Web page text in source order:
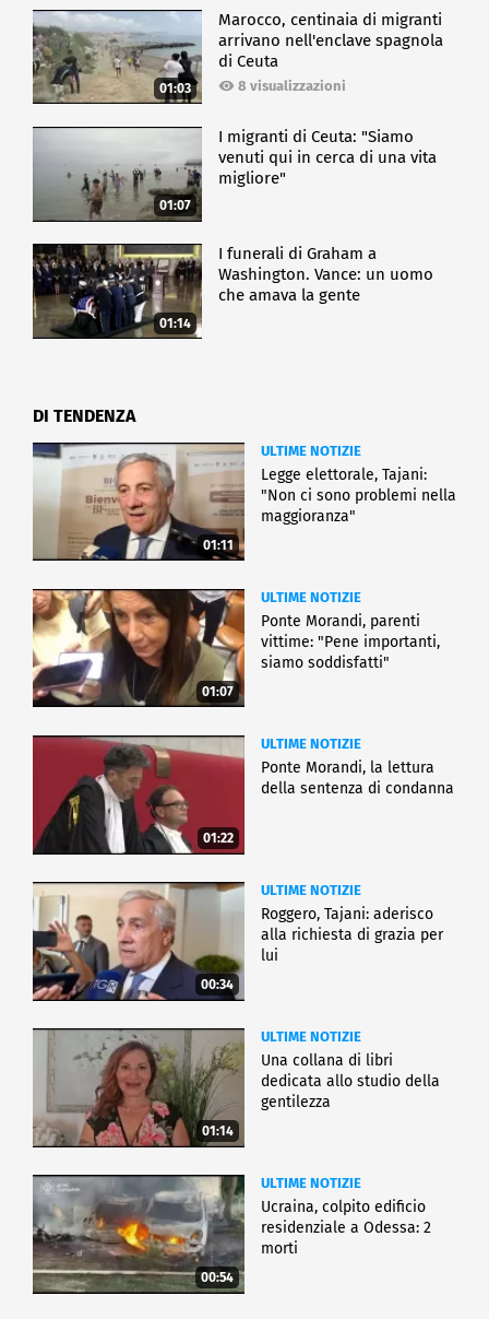
01:03
Marocco, centinaia di migranti
arrivano nell'enclave spagnola
di Ceuta
8 visualizzazioni
01:07
I migranti di Ceuta: "Siamo
venuti qui in cerca di una vita
migliore"
01:14
I funerali di Graham a
Washington. Vance: un uomo
che amava la gente
DI TENDENZA
01:11
ULTIME NOTIZIE
Legge elettorale, Tajani:
"Non ci sono problemi nella
maggioranza"
01:07
ULTIME NOTIZIE
Ponte Morandi, parenti
vittime: "Pene importanti,
siamo soddisfatti"
01:22
ULTIME NOTIZIE
Ponte Morandi, la lettura
della sentenza di condanna
00:34
ULTIME NOTIZIE
Roggero, Tajani: aderisco
alla richiesta di grazia per
lui
01:14
ULTIME NOTIZIE
Una collana di libri
dedicata allo studio della
gentilezza
00:54
ULTIME NOTIZIE
Ucraina, colpito edificio
residenziale a Odessa: 2
morti